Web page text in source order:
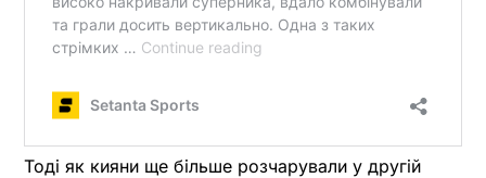
Тоді як кияни ще більше розчарували у другій